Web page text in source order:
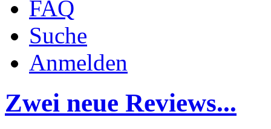
FAQ
Suche
Anmelden
Zwei neue Reviews...